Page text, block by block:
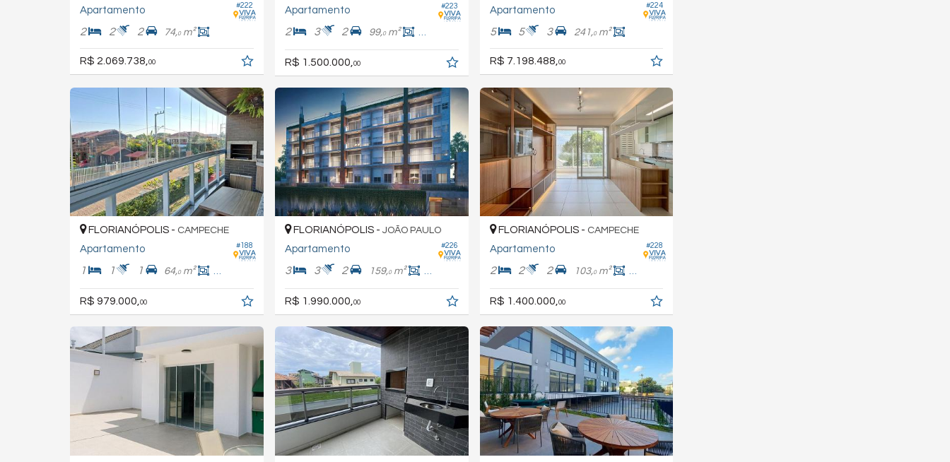
#222
Apartamento
2 2 2 74,0m²
R$ 2.069.738, 00
#223
Apartamento
2 3 2 99,0m² 86,
R$ 1.500.000, 00
#224
Apartamento
5 5 3 241,0m²
R$ 7.198.488, 00
#188
FLORIANÓPOLIS - CAMPECHE
Apartamento
1 1 1 64,0m² 51,
R$ 979.000, 00
#226
FLORIANÓPOLIS - JOÃO PAULO
Apartamento
3 3 2 159,0m² 133,
R$ 1.990.000, 00
#228
FLORIANÓPOLIS - CAMPECHE
Apartamento
2 2 2 103,0m² 78,
R$ 1.400.000, 00